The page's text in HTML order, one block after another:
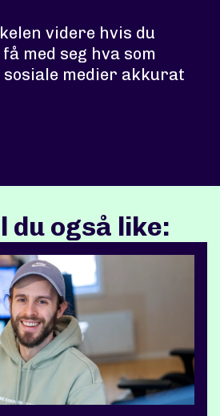
videre hvis du
med seg hva som
medier akkurat
du også like: